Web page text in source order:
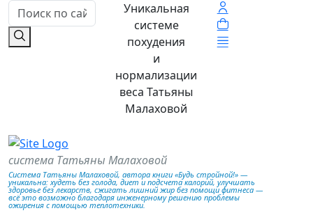
Уникальная
системе
похудения
и
нормализации
веса Татьяны
Малаховой
система Татьяны Малаховой
Система Татьяны Малаховой, автора книги «Будь стройной!» —
уникальна: худеть без голода, диет и подсчета калорий, улучшать
здоровье без лекарств, сжигать лишний жир без помощи фитнеса —
всё это возможно благодаря инженерному решению проблемы
ожирения с помощью теплотехники.